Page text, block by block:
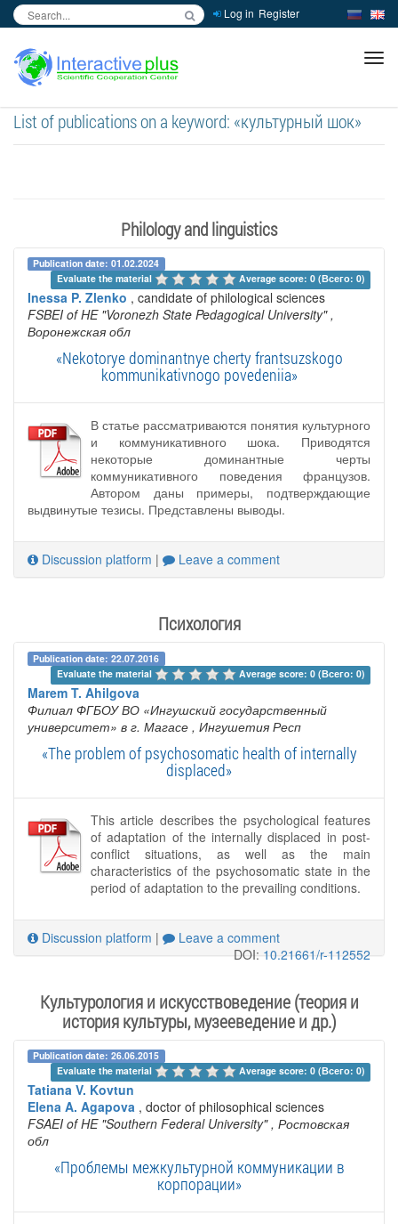
Log in Register
List of publications on a keyword: «культурный шок»
Philology and linguistics
Publication date: 01.02.2024
Evaluate the material
Average score: 0 (Всего: 0)
Inessa P. Zlenko , candidate of philological sciences
FSBEI of HE "Voronezh State Pedagogical University" ,
Воронежская обл
«Nekotorye dominantnye cherty frantsuzskogo
kommunikativnogo povedeniia»
В статье рассматриваются понятия культурного
и коммуникативного шока. Приводятся
некоторые доминантные черты
коммуникативного поведения французов.
Автором даны примеры, подтверждающие
выдвинутые тезисы. Представлены выводы.
Discussion platform | Leave a comment
Психология
Publication date: 22.07.2016
Evaluate the material
Average score: 0 (Всего: 0)
Marem T. Ahilgova
Филиал ФГБОУ ВО «Ингушский государственный
университет» в г. Магасе , Ингушетия Респ
«The problem of psychosomatic health of internally
displaced»
This article describes the psychological features
of adaptation of the internally displaced in post-
conflict situations, as well as the main
characteristics of the psychosomatic state in the
period of adaptation to the prevailing conditions.
Discussion platform |
Leave a comment
DOI:10.21661/r-112552
Культурология и искусствоведение (теория и
история культуры, музееведение и др.)
Publication date: 26.06.2015
Evaluate the material
Average score: 0 (Всего: 0)
Tatiana V. Kovtun
Elena A. Agapova , doctor of philosophical sciences
FSAEI of HE "Southern Federal University" , Ростовская
обл
«Проблемы межкультурной коммуникации в
корпорации»